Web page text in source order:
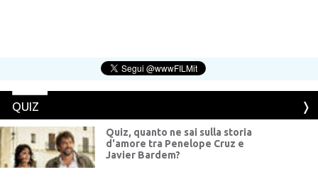
QUIZ
Quiz, quanto ne sai sulla storia
d'amore tra Penelope Cruz e
Javier Bardem?